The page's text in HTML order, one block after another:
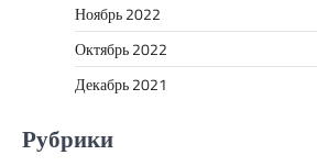
Ноябрь 2022
Октябрь 2022
Декабрь 2021
Рубрики